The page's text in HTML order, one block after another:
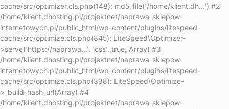
cache/src/optimizer.cls.php(148): md5_file('/home/klient.dh...') #2
/home/klient.dhosting.pl/projektnet/naprawa-sklepow-
internetowych.pl/public_html/wp-content/plugins/litespeed-
cache/src/optimize.cls.php(845): LiteSpeed\Optimizer-
>serve('https://naprawa...', 'css', true, Array) #3
/home/klient.dhosting.pl/projektnet/naprawa-sklepow-
internetowych.pl/public_html/wp-content/plugins/litespeed-
cache/src/optimize.cls.php(338): LiteSpeed\Optimize-
>_build_hash_url(Array) #4
/home/klient.dhosting.pl/projektnet/naprawa-sklepow-